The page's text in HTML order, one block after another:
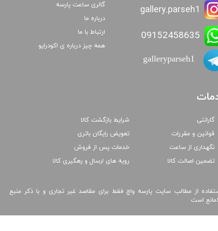
09152458635
gallery.parseh1
از مطالب سایت پارسه واچ فقط برای مقاصد غیر تجاری و با ذکر منبع
است
گارانتی
قوانین و مقررات
نگهداری از ساعت
تضمین اصالت کالا
گالری ساعت پارسه
درباره ما
ارتباط با ما
همه چیز درباره ی اکودرایو
galleryparseh1
شرایط بازگشت کالا
تعویض رایگان باتری
خدمات پس از فروش
رویه های ارسال و رهگیری کالا